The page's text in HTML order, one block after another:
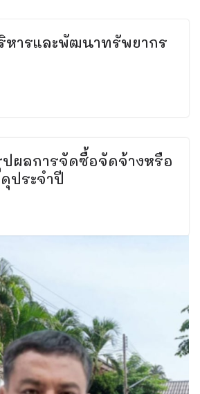
หารและพัฒนาทรัพยากร
ปผลการจัดซื้อจัดจ้างหรือ
ประจำปี